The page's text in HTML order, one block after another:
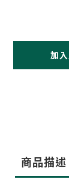
加
商品描述